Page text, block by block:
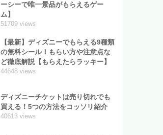
ーシーで唯一景品がもらえるゲー
ム】
51709 views
【最新】ディズニーでもらえる9種類
の無料シール！もらい方や注意点な
ど徹底解説【もらえたらラッキー】
44648 views
ディズニーチケットは売り切れでも
買える！5つの方法をコッソリ紹介
40613 views